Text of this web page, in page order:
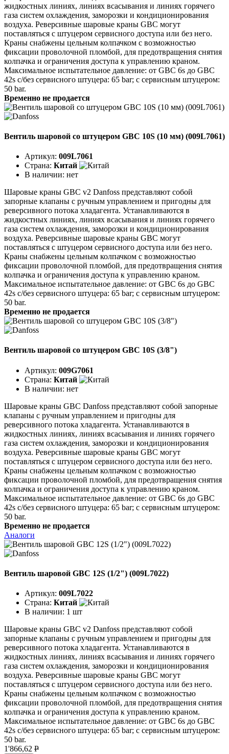
жидкостных линиях, линиях всасывания и линиях горячего
газа систем охлаждения, заморозки и кондиционирования
воздуха. Реверсивные шаровые краны GBC могут
поставляться с штуцером сервисного доступа или без него.
Краны снабжены цельным колпачком с возможностью
фиксации проволочной пломбой, для предотвращения снятия
колпачка и ограничения доступа к управлению краном.
Максимальное испытательное давление: от GBC 6s до GBC
42s с/без сервисного штуцера: 65 bar; с сервисным штуцером:
50 bar.
Временно не продается
Вентиль шаровой со штуцером GBC 10S (10 мм) (009L7061)
Артикул: 009L7061
Страна: Китай
В наличии: нет
Шаровые краны GBC v2 Danfoss представляют собой
запорные клапаны с ручным управлением и пригодны для
реверсивного потока хладагента. Устанавливаются в
жидкостных линиях, линиях всасывания и линиях горячего
газа систем охлаждения, заморозки и кондиционирования
воздуха. Реверсивные шаровые краны GBC могут
поставляться с штуцером сервисного доступа или без него.
Краны снабжены цельным колпачком с возможностью
фиксации проволочной пломбой, для предотвращения снятия
колпачка и ограничения доступа к управлению краном.
Максимальное испытательное давление: от GBC 6s до GBC
42s с/без сервисного штуцера: 65 bar; с сервисным штуцером:
50 bar.
Временно не продается
Вентиль шаровой со штуцером GBC 10S (3/8")
Артикул: 009G7061
Страна: Китай
В наличии: нет
Шаровые краны GBC Danfoss представляют собой запорные
клапаны с ручным управлением и пригодны для
реверсивного потока хладагента. Устанавливаются в
жидкостных линиях, линиях всасывания и линиях горячего
газа систем охлаждения, заморозки и кондиционирования
воздуха. Реверсивные шаровые краны GBC могут
поставляться с штуцером сервисного доступа или без него.
Краны снабжены цельным колпачком с возможностью
фиксации проволочной пломбой, для предотвращения снятия
колпачка и ограничения доступа к управлению краном.
Максимальное испытательное давление: от GBC 6s до GBC
42s с/без сервисного штуцера: 65 bar; с сервисным штуцером:
50 bar.
Временно не продается
Аналоги
Вентиль шаровой GBC 12S (1/2") (009L7022)
Артикул: 009L7022
Страна: Китай
В наличии: 1 шт
Шаровые краны GBC v2 Danfoss представляют собой
запорные клапаны с ручным управлением и пригодны для
реверсивного потока хладагента. Устанавливаются в
жидкостных линиях, линиях всасывания и линиях горячего
газа систем охлаждения, заморозки и кондиционирования
воздуха. Реверсивные шаровые краны GBC могут
поставляться с штуцером сервисного доступа или без него.
Краны снабжены цельным колпачком с возможностью
фиксации проволочной пломбой, для предотвращения снятия
колпачка и ограничения доступа к управлению краном.
Максимальное испытательное давление: от GBC 6s до GBC
42s с/без сервисного штуцера: 65 bar; с сервисным штуцером:
50 bar.
1'866,62 P